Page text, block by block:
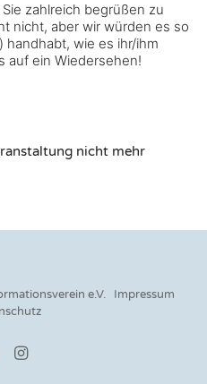
zahlreich begrüßen zu
nicht, aber wir würden es so
handhabt, wie es ihr/ihm
auf ein Wiedersehen!
nicht mehr
e.V. Impressum